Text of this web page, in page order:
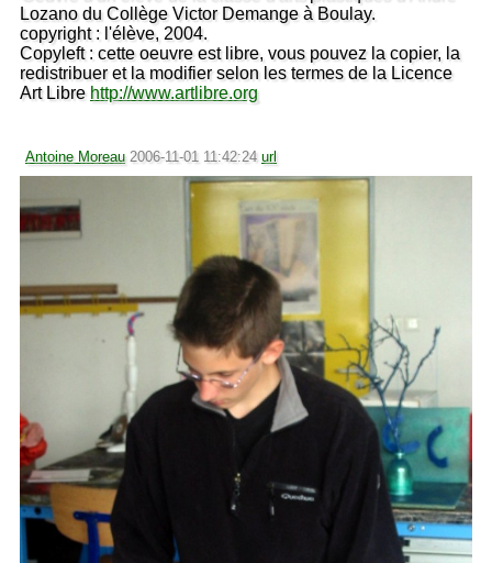
Lozano du Collège Victor Demange à Boulay.
copyright : l'élève, 2004.
Copyleft : cette oeuvre est libre, vous pouvez la copier, la
redistribuer et la modifier selon les termes de la Licence
Art Libre http://www.artlibre.org
Antoine Moreau 2006-11-01 11:42:24 url